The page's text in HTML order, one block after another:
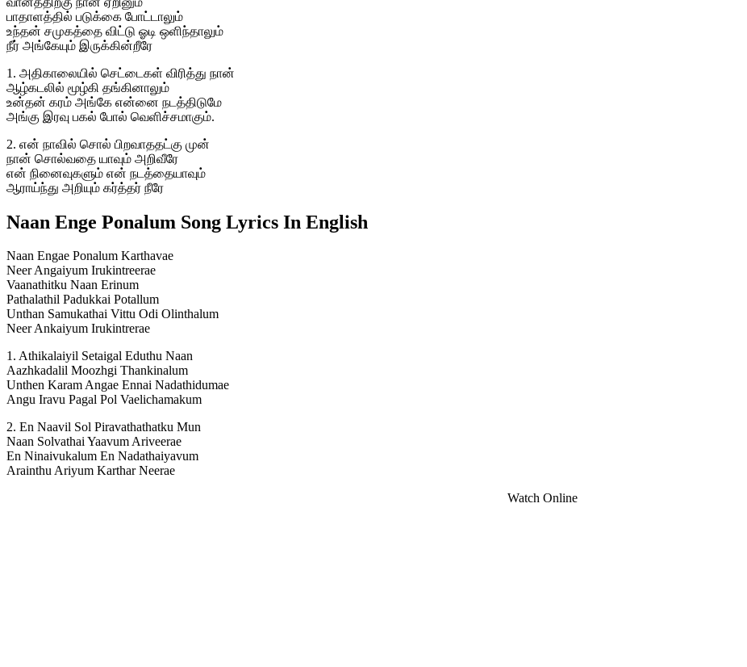
பாதாளத்தில் படுக்கை போட்டாலும்
உந்தன் சமுகத்தை விட்டு ஓடி ஒளிந்தாலும்
நீர் அங்கேயும் இருக்கின்றீரே
1. அதிகாலையில் செட்டைகள் விரித்து நான்
ஆழ்கடலில் மூழ்கி தங்கினாலும்
உன்தன் கரம் அங்கே என்னை நடத்திடுமே
அங்கு இரவு பகல் போல் வெளிச்சமாகும்.
2. என் நாவில் சொல் பிறவாததட்கு முன்
நான் சொல்வதை யாவும் அறிவீரே
என் நினைவுகளும் என் நடத்தையாவும்
ஆராய்ந்து அறியும் கர்த்தர் நீரே
Naan Enge Ponalum Song Lyrics In English
Naan Engae Ponalum Karthavae
Neer Angaiyum Irukintreerae
Vaanathitku Naan Erinum
Pathalathil Padukkai Potallum
Unthan Samukathai Vittu Odi Olinthalum
Neer Ankaiyum Irukintrerae
1. Athikalaiyil Setaigal Eduthu Naan
Aazhkadalil Moozhgi Thankinalum
Unthen Karam Angae Ennai Nadathidumae
Angu Iravu Pagal Pol Vaelichamakum
2. En Naavil Sol Piravathathatku Mun
Naan Solvathai Yaavum Ariveerae
En Ninaivukalum En Nadathaiyavum
Arainthu Ariyum Karthar Neerae
Watch Online